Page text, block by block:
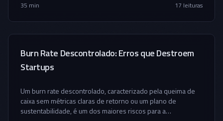
35 min 17 leituras
Burn Rate Descontrolado: Erros que Destroem
Startups
Um burn rate descontrolado, caracterizado pela queima de
caixa sem métricas claras de retorno ou um plano de
sustentabilidade, é um dos maiores riscos para a